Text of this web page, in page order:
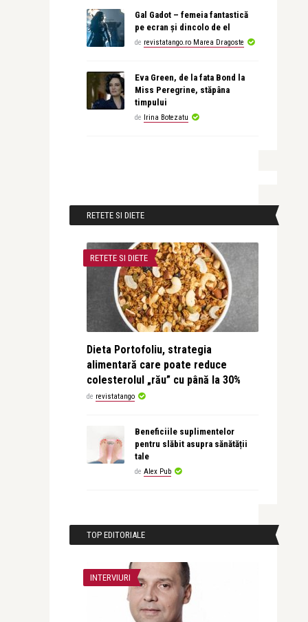
Gal Gadot – femeia fantastică
pe ecran și dincolo de el
de revistatango.ro Marea Dragoste
Eva Green, de la fata Bond la
Miss Peregrine, stăpâna
timpului
de Irina Botezatu
RETETE SI DIETE
RETETE SI DIETE
Dieta Portofoliu, strategia
alimentară care poate reduce
colesterolul „rău” cu până la 30%
de revistatango
Beneficiile suplimentelor
pentru slăbit asupra sănătății
tale
de Alex Pub
TOP EDITORIALE
INTERVIURI